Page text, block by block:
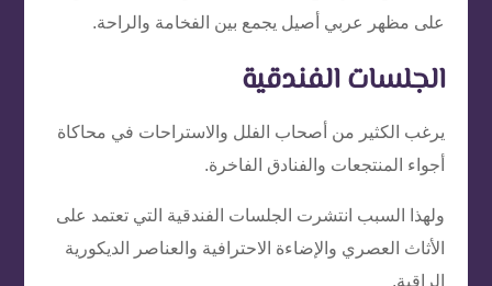
على مظهر عربي أصيل يجمع بين الفخامة والراحة.
الجلسات الفندقية
يرغب الكثير من أصحاب الفلل والاستراحات في محاكاة
أجواء المنتجعات والفنادق الفاخرة.
ولهذا السبب انتشرت الجلسات الفندقية التي تعتمد على
الأثاث العصري والإضاءة الاحترافية والعناصر الديكورية
الراقية.